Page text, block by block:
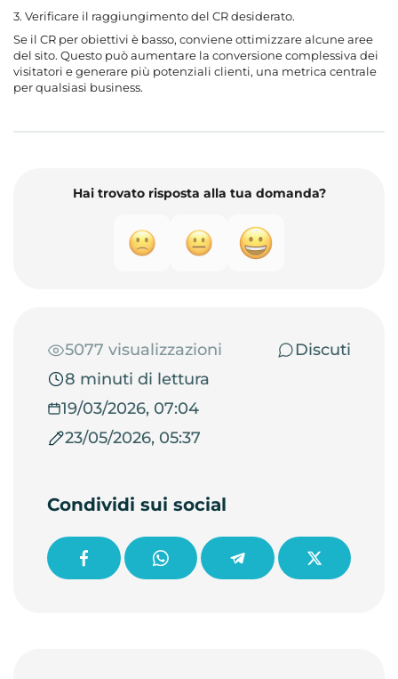
3. Verificare il raggiungimento del CR desiderato.
Se il CR per obiettivi è basso, conviene ottimizzare alcune aree
del sito. Questo può aumentare la conversione complessiva dei
visitatori e generare più potenziali clienti, una metrica centrale
per qualsiasi business.
Hai trovato risposta alla tua domanda?
5077 visualizzazioni
Discuti
8 minuti di lettura
19/03/2026, 07:04
23/05/2026, 05:37
Condividi sui social